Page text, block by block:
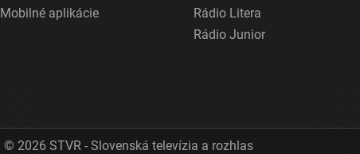
Mobilné aplikácie
Rádio Litera
Rádio Junior
© 2026 STVR - Slovenská televízia a rozhlas